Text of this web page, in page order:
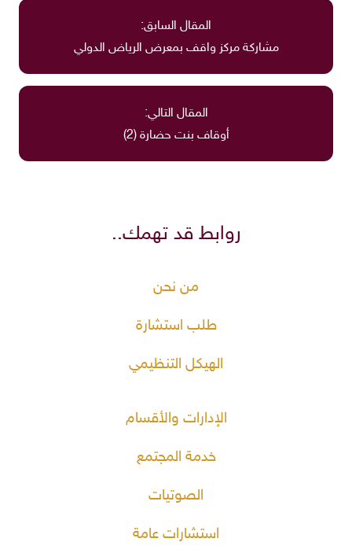
المقال السابق:
مشاركة مركز واقف بمعرض الرياض الدولي
المقال التالي:
أوقاف بنت حضارة (2)
روابط قد تهمك..
من نحن
طلب استشارة
الهيكل التنظيمي
الإدارات والأقسام
خدمة المجتمع
الصوتيات
استشارات عامة